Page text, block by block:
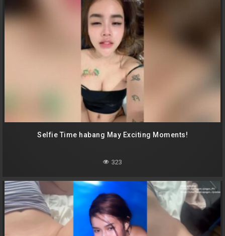
Selfie Time habang May Exciting Moments!
323